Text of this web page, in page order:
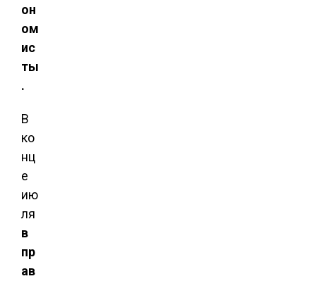
он
ом
ис
ты
.
В
ко
нц
е
ию
ля
в
пр
ав